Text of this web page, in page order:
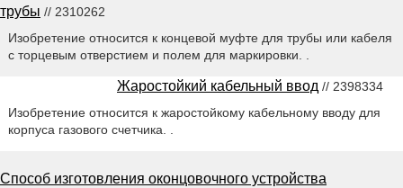
трубы // 2310262
Изобретение относится к концевой муфте для трубы или кабеля
с торцевым отверстием и полем для маркировки. .
Жаростойкий кабельный ввод // 2398334
Изобретение относится к жаростойкому кабельному вводу для
корпуса газового счетчика. .
Способ изготовления оконцовочного устройства